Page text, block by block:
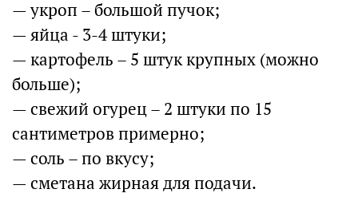
— укроп – большой пучок;
— яйца - 3-4 штуки;
— картофель – 5 штук крупных (можно
больше);
— свежий огурец – 2 штуки по 15
сантиметров примерно;
— соль – по вкусу;
— сметана жирная для подачи.